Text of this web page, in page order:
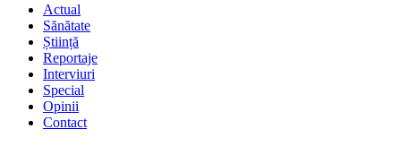
Actual
Sănătate
Știință
Reportaje
Interviuri
Special
Opinii
Contact